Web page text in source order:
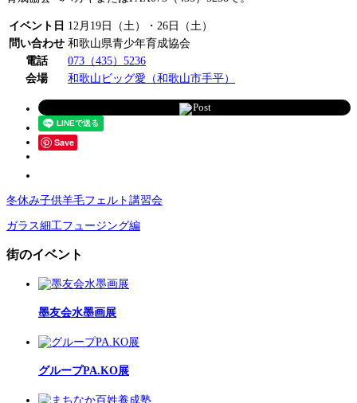
イベント日 12月19日（土）・26日（土）
問い合わせ 和歌山県青少年育成協会
電話
073（435）5236
会場
和歌山ビッグ愛（和歌山市手平）
Post
Save
冬休み子供羊毛フェルト講習会
ガラス細工フュージング編
街のイベント
墨友会水墨画展
グループPA.KO展